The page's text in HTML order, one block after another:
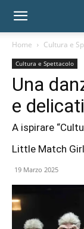
Home Cultura e
Cultura e Spettacolo
Una
e delicati
A ispirare
Little Match
19 Marzo 2025